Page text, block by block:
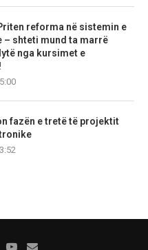
reforma në sistemin e
– shteti mund ta marrë
nga kursimet e
fazën e tretë të projektit